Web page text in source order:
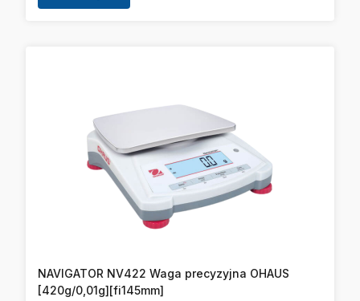
NAVIGATOR NV422 Waga precyzyjna OHAUS
[420g/0,01g][fi145mm]